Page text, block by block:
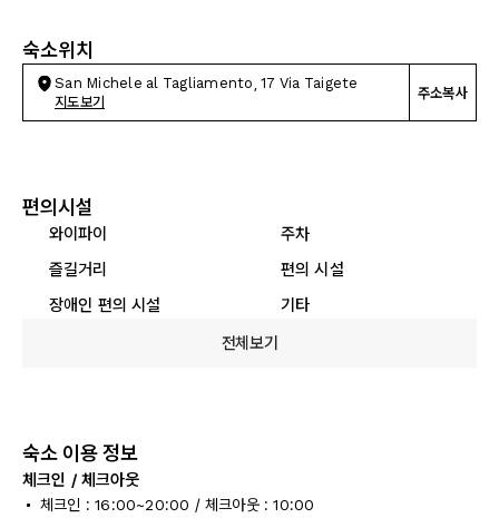
숙소위치
San Michele al Tagliamento, 17 Via Taigete
지도보기
주소복사
편의시설
와이파이
주차
즐길거리
편의 시설
장애인 편의 시설
기타
전체보기
숙소 이용 정보
체크인 / 체크아웃
체크인 : 16:00~20:00 / 체크아웃 : 10:00